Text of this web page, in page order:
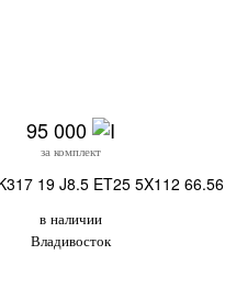
95 000
за комплект
19 J8.5 ET25 5X112 66.56
в наличии
Владивосток